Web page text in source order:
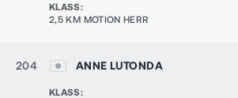
KLASS:
2,5 KM MOTION HERR
204 ANNE LUTONDA
KLASS: